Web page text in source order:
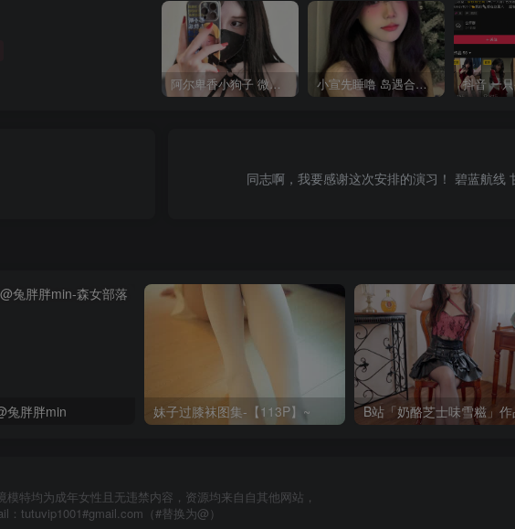
阿尔卑香小狗子 微密圈合集[40套][持续更新2023.12.14] 小宣先睡噜 岛遇合集[持续更新2025.08.27]
同志啊，我要感谢这次安排的演习！ 碧蓝航线
兔胖胖min 妹子过膝袜图集-【113P】~
特均为成年女性且无违禁内容，资源均来自自其他网站，
tutuvip1001#gmail.com（#替换为@）